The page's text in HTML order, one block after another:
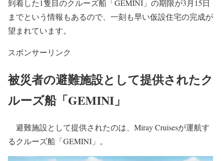
大臣は、さらに2隻の船と交渉中であることを明らかに
している。
として船を利用する目的ですが、今回イスケンデルン港に
までという情報もあるので、一刻も早い仮設住宅の完成が
望まれています。